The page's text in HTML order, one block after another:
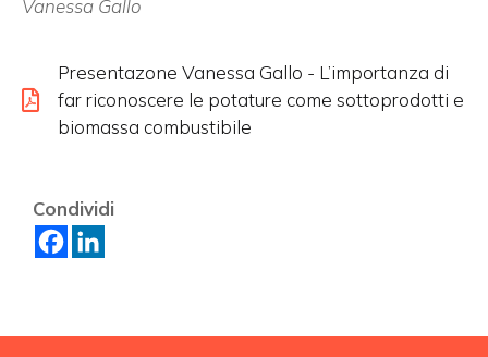
Vanessa Gallo
Presentazone Vanessa Gallo - L’importanza di
far riconoscere le potature come sottoprodotti e
biomassa combustibile
Condividi